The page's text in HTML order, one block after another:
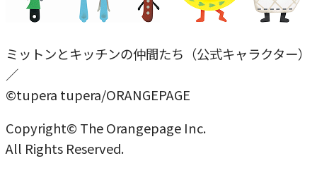
ミットンとキッチンの仲間たち（公式キャラクター）
／
©tupera tupera/ORANGEPAGE
Copyright© The Orangepage Inc.
All Rights Reserved.